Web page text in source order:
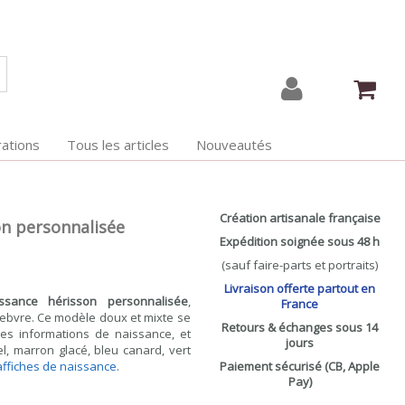
Tous les articles Nouveautés
personnalisée
hérisson personnalisée,
Ce modèle doux et mixte se
informations de naissance, et
marron glacé, bleu canard, vert
de naissance.
Création artisanale française
Expédition soignée sous 48 h
(sauf faire-parts et portraits)
Livraison offerte partout en
France
Retours & échanges sous 14
jours
Paiement sécurisé (CB, Apple
Pay)